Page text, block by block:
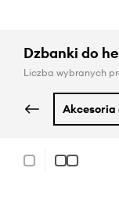
Dzbanki do
Liczba wybranych